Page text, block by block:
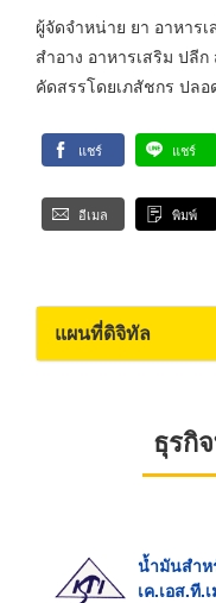
ผู้จัดจำหน่าย ยา อาหาร
สำอาง อาหารเสริม ปลี
คัดสรรโดยเภสัชกร ปล
แชร์ แชร์
อีเมล พิมพ์
แผนที่ดิจิทัล
ธุรกิ
น้ำมันสำห
เค.เอส.ที.